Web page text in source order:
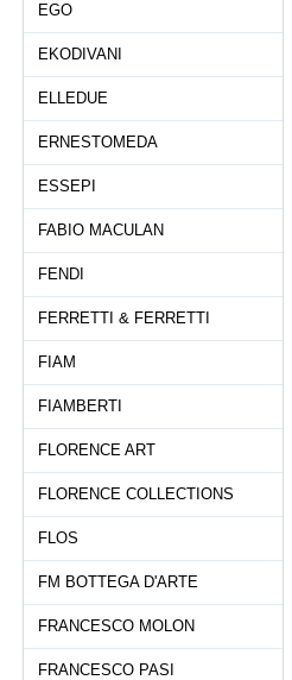
EGO
EKODIVANI
ELLEDUE
ERNESTOMEDA
ESSEPI
FABIO MACULAN
FENDI
FERRETTI & FERRETTI
FIAM
FIAMBERTI
FLORENCE ART
FLORENCE COLLECTIONS
FLOS
FM BOTTEGA D'ARTE
FRANCESCO MOLON
FRANCESCO PASI